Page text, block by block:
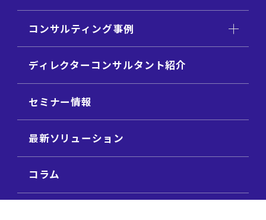
コンサルティング事例
ディレクターコンサルタント紹介
セミナー情報
最新ソリューション
コラム